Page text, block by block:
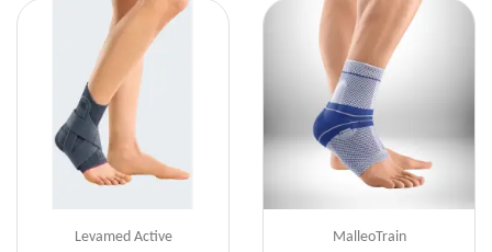
Levamed Active MalleoTrain